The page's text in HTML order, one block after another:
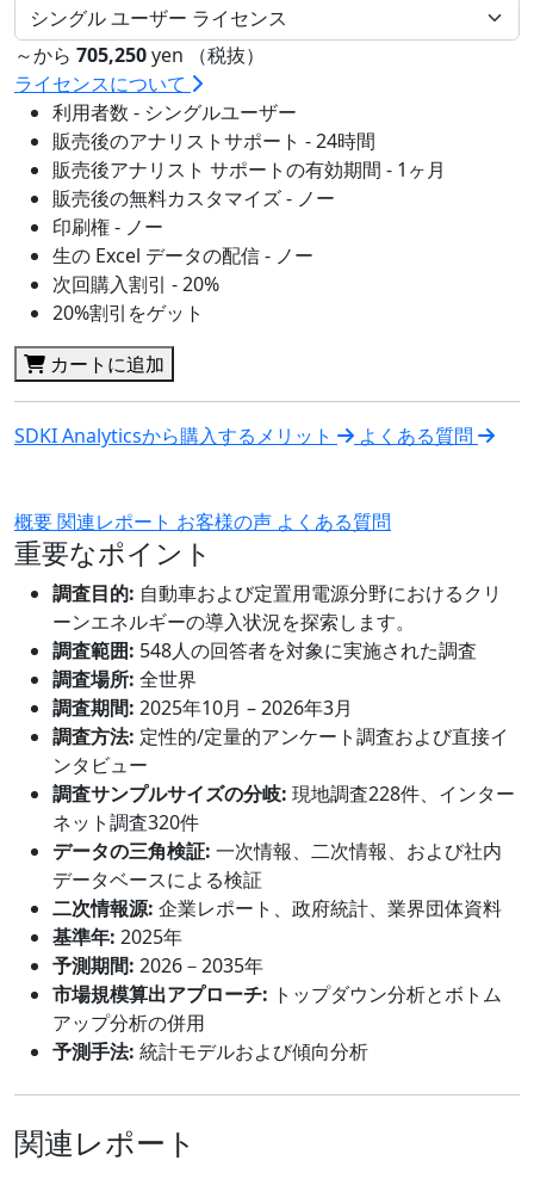
～から 705,250yen （税抜）
ライセンスについて
利用者数 - シングルユーザー
販売後のアナリストサポート - 24時間
販売後アナリスト サポートの有効期間 - 1ヶ月
販売後の無料カスタマイズ - ノー
印刷権 - ノー
生の Excel データの配信 - ノー
次回購入割引 - 20%
20%割引をゲット
カートに追加
SDKI Analyticsから購入するメリット よくある質問
概要関連レポート お客様の声 よくある質問
重要なポイント
調査目的: 自動車および定置用電源分野におけるクリ
ーンエネルギーの導入状況を探索します。
調査範囲: 548人の回答者を対象に実施された調査
調査場所: 全世界
調査期間: 2025年10月 – 2026年3月
調査方法: 定性的/定量的アンケート調査および直接イ
ンタビュー
調査サンプルサイズの分岐: 現地調査228件、インター
ネット調査320件
データの三角検証: 一次情報、二次情報、および社内
データベースによる検証
二次情報源: 企業レポート、政府統計、業界団体資料
基準年: 2025年
予測期間: 2026－2035年
市場規模算出アプローチ: トップダウン分析とボトム
アップ分析の併用
予測手法: 統計モデルおよび傾向分析
関連レポート